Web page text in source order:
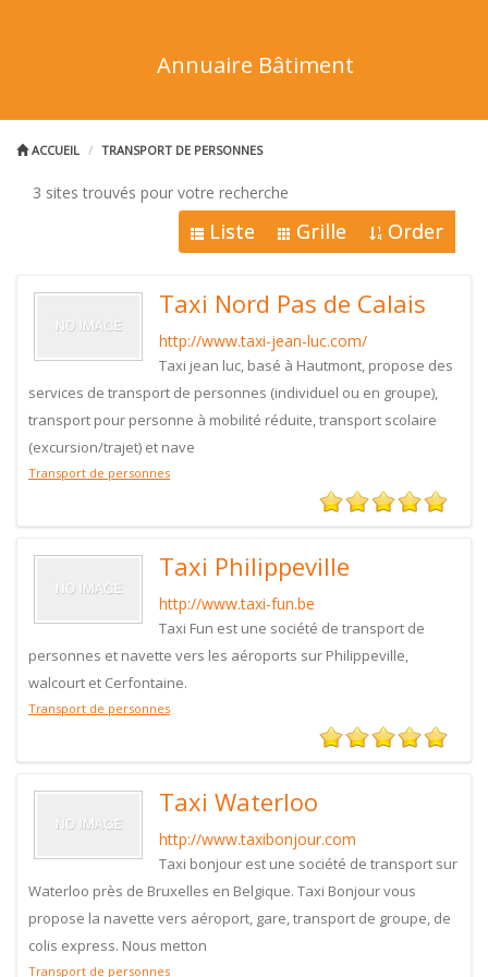
Annuaire Bâtiment
ACCUEIL TRANSPORT DE PERSONNES
3 sites trouvés pour votre recherche
Liste Grille Order
Taxi Nord Pas de Calais
http://www.taxi-jean-luc.com/
Taxi jean luc, basé à Hautmont, propose des
services de transport de personnes (individuel ou en groupe),
transport pour personne à mobilité réduite, transport scolaire
(excursion/trajet) et nave
Transport de personnes
Taxi Philippeville
http://www.taxi-fun.be
Taxi Fun est une société de transport de
personnes et navette vers les aéroports sur Philippeville,
walcourt et Cerfontaine.
Transport de personnes
Taxi Waterloo
http://www.taxibonjour.com
Taxi bonjour est une société de transport sur
Waterloo près de Bruxelles en Belgique. Taxi Bonjour vous
propose la navette vers aéroport, gare, transport de groupe, de
colis express. Nous metton
Transport de personnes